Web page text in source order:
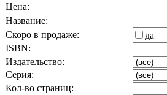
Цена:
Название:
Скоро в продаже:
да
ISBN:
Издательство:
Серия:
Кол-во страниц: